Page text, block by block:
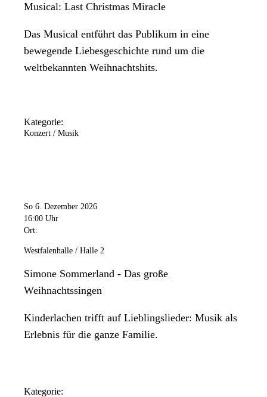
Musical: Last Christmas Miracle
Das Musical entführt das Publikum in eine
bewegende Liebesgeschichte rund um die
weltbekannten Weihnachtshits.
Kategorie:
Konzert / Musik
So 6. Dezember 2026
16:00 Uhr
Ort:
Westfalenhalle / Halle 2
Simone Sommerland - Das große
Weihnachtssingen
Kinderlachen trifft auf Lieblingslieder: Musik als
Erlebnis für die ganze Familie.
Kategorie: